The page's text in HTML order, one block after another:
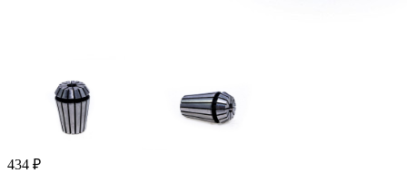
434 ₽